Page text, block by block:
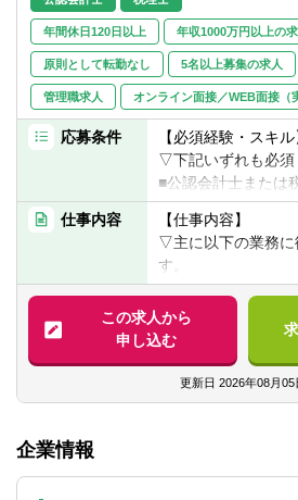
サー
転職
業界情
求人
年間休日120日以上 年収1000万円以上の求
原則として転勤なし 5名以上募集の求人
管理職求人 オンライン面接／WEB面接（
応募条件
【必須経験・スキル
▽下記いずれも必須
■公認会計士または
方
■M&Aの実務経験が
査法人、会計事務所
【歓迎経験・スキル
■コーポレートアド
■営業視点や感覚を
と併走いただける方
■財務DDやバリュ
■積極的にコミュニ
仕事内容
【仕事内容】
▽主に以下の業務に
す。
■M&Aのディールに
する助言
■案件のディールサ
／出張可能性あり）
■M&A実行のための
■企業価値の算定、
この求人から
申し込む
更新日 2026年08月05
企業情報